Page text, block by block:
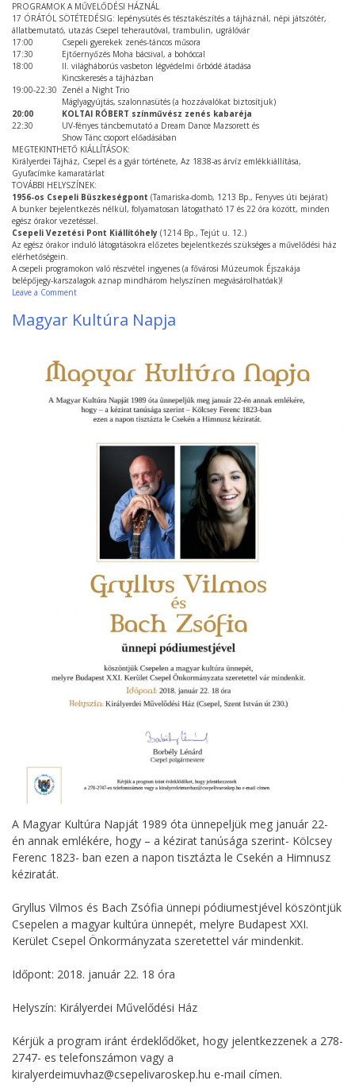
PROGRAMOK A MŰVELŐDÉSI HÁZNÁL
17 ÓRÁTÓL SÖTÉTEDÉSIG: lepénysütés és tésztakészítés a tájháznál, népi játszótér,
állatbemutató, utazás Csepel teherautóval, trambulin, ugrálóvár
17:00 Csepeli gyerekek zenés-táncos műsora
17:30 Ejtőernyőzés Moha bácsival, a bohóccal
18:00 II. világháborús vasbeton légvédelmi őrbódé átadása
Kincskeresés a tájházban
19:00-22:30 Zenél a Night Trio
Máglyagyújtás, szalonnasütés (a hozzávalókat biztosítjuk)
20:00 KOLTAI RÓBERT színművész zenés kabaréja
22:30 UV-fényes táncbemutató a Dream Dance Mazsorett és
Show Tánc csoport előadásában
MEGTEKINTHETŐ KIÁLLÍTÁSOK:
Királyerdei Tájház, Csepel és a gyár története, Az 1838-as árvíz emlékkiállítása,
Gyufacímke kamaratárlat
TOVÁBBI HELYSZÍNEK:
1956-os Csepeli Büszkeségpont (Tamariska-domb, 1213 Bp., Fenyves úti bejárat)
A bunker bejelentkezés nélkül, folyamatosan látogatható 17 és 22 óra között, minden
egész órakor vezetéssel.
Csepeli Vezetési Pont Kiállítóhely (1214 Bp., Tejút u. 12.)
Az egész órakor induló látogatásokra előzetes bejelentkezés szükséges a művelődési ház
elérhetőségein.
A csepeli programokon való részvétel ingyenes (a fővárosi Múzeumok Éjszakája
belépőjegy-karszalagok aznap mindhárom helyszínen megvásárolhatóak)!
Leave a Commenton
Éjszakája
Magyar Kultúra Napja
A Magyar Kultúra Napját 1989 óta ünnepeljük meg január 22-
én annak emlékére, hogy – a kézirat tanúsága szerint- Kölcsey
Ferenc 1823- ban ezen a napon tisztázta le Csekén a Himnusz
kéziratát.
Gryllus Vilmos és Bach Zsófia ünnepi pódiumestjével köszöntjük
Csepelen a magyar kultúra ünnepét, melyre Budapest XXI.
Kerület Csepel Önkormányzata szeretettel vár mindenkit.
Időpont: 2018. január 22. 18 óra
Helyszín: Királyerdei Művelődési Ház
Kérjük a program iránt érdeklődőket, hogy jelentkezzenek a 278-
2747- es telefonszámon vagy a
kiralyerdeimuvhaz@csepelivaroskep.hu e-mail címen.